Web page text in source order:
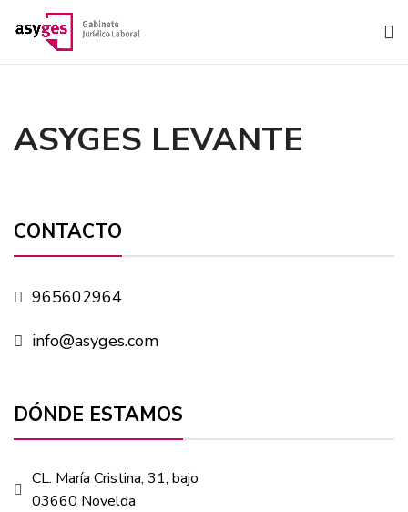
ASYGES LEVANTE
CONTACTO
965602964
info@asyges.com
DÓNDE ESTAMOS
CL. María Cristina, 31, bajo
03660 Novelda